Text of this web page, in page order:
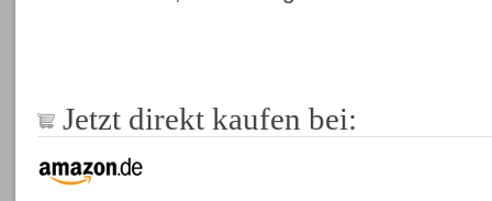
Jetzt direkt kaufen bei: